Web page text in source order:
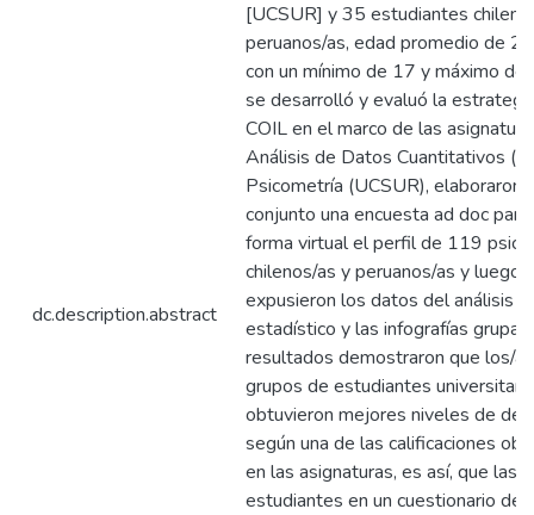
dc.description.abstract
[UCSUR] y 35 estudiantes
peruanos/as, edad promedio de
con un mínimo de 17 y máximo de
se desarrolló y evaluó la
COIL en el marco de las
Análisis de Datos Cuantitativos
Psicometría (UCSUR), elaboraron
conjunto una encuesta ad doc
forma virtual el perfil de 119
chilenos/as y peruanos/as y luego
expusieron los datos del análisis
estadístico y las infografías
resultados demostraron que los/
grupos de estudiantes
obtuvieron mejores niveles de
según una de las calificaciones
en las asignaturas, es así, que las/
estudiantes en un cuestionario de